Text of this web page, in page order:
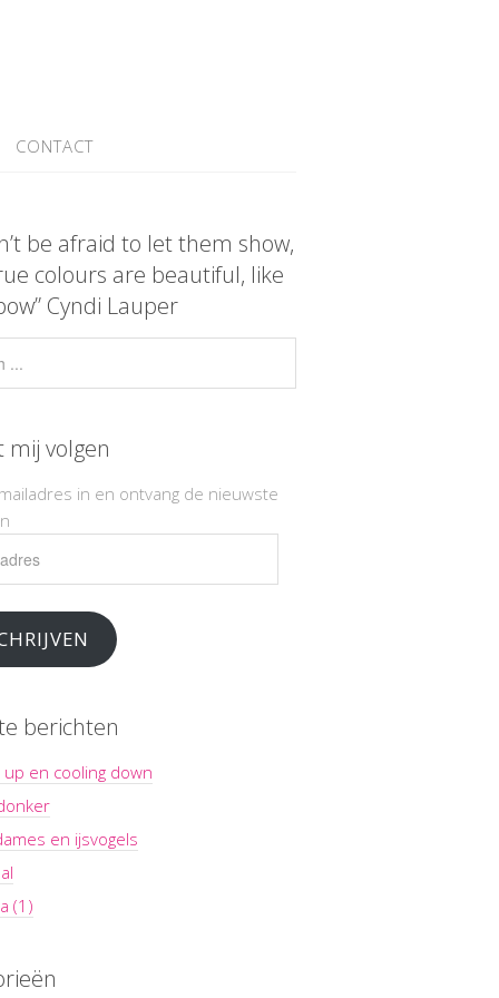
CONTACT
be afraid to let them show,
colours are beautiful, like
Cyndi Lauper
mij volgen
in en ontvang de nieuwste
berichten
en cooling down
en ijsvogels
(1)